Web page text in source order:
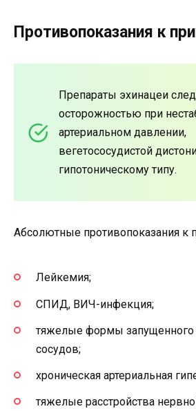
Противопоказания к
Препараты эхинацеи
осторожностью при
артериальном давлении,
вегетососудистой
гипотоническому типу.
Абсолютные противопоказания к
Лейкемия;
СПИД, ВИЧ-инфекция;
тяжелые формы запущенного
сосудов;
хроническая артериальная
тяжелые расстройства